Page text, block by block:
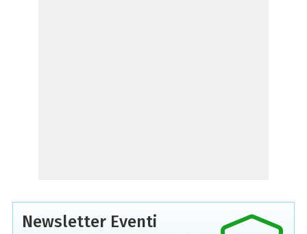
Newsletter Eventi